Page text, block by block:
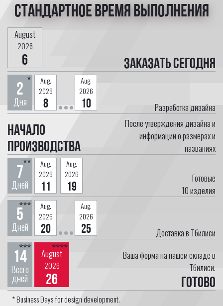
Стандартное время выполнения
August
2026
6 Заказать сегодня
2
Дня
*
Aug.
2026
8
Aug.
2026
10 Разработка дизайна
Начало
производства
После утверждения дизайна и
информации о размерах и
названиях
7
Дней
**
Aug.
2026
11
Aug.
2026
19
Готовые
10изделия
5
Дней
***
Aug.
2026
20
Aug.
2026
25 Доставка в Тбилиси
14
Всего
дней
*** August
2026
26
****
Ваша форма на нашем складе в
Тбилиси.
Готово
* Business Days for design development.